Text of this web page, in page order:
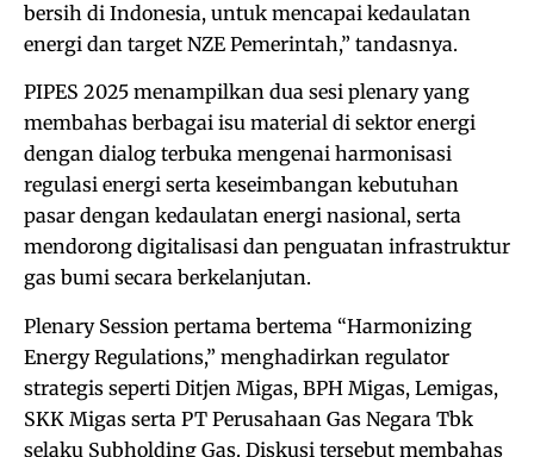
bersih di Indonesia, untuk mencapai kedaulatan
energi dan target NZE Pemerintah,” tandasnya.
PIPES 2025 menampilkan dua sesi plenary yang
membahas berbagai isu material di sektor energi
dengan dialog terbuka mengenai harmonisasi
regulasi energi serta keseimbangan kebutuhan
pasar dengan kedaulatan energi nasional, serta
mendorong digitalisasi dan penguatan infrastruktur
gas bumi secara berkelanjutan.
Plenary Session pertama bertema “Harmonizing
Energy Regulations,” menghadirkan regulator
strategis seperti Ditjen Migas, BPH Migas, Lemigas,
SKK Migas serta PT Perusahaan Gas Negara Tbk
selaku Subholding Gas. Diskusi tersebut membahas